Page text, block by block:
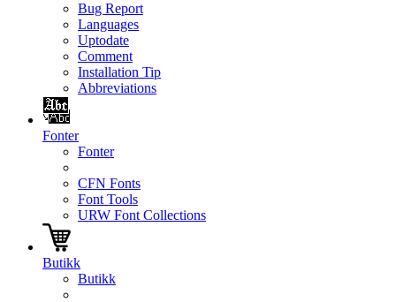
Bug Report
Languages
Uptodate
Comment
Installation Tip
Abbreviations
Fonter
Fonter
CFN Fonts
Font Tools
URW Font Collections
Butikk
Butikk